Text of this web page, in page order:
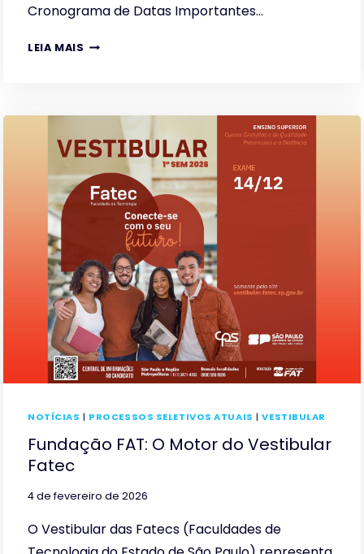
Cronograma de Datas Importantes…
LEIA MAIS ISENÇÃO
TAXA
FATEC
2026
NOTÍCIAS | PROCESSOS SELETIVOS ATUAIS |VESTIBULAR
Fundação FAT: O Motor do Vestibular
Fatec
4 de fevereiro de 2026
O Vestibular das Fatecs (Faculdades de